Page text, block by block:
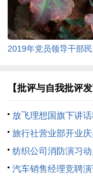
2019年党员领导干部
【批评与自我批评
放飞理想国旗下讲
文共2852字]
旅行社营业部开业
选多篇)[此文共3251
纺织公司消防演习
幕词(精选多篇)[此文
汽车销售经理竞聘